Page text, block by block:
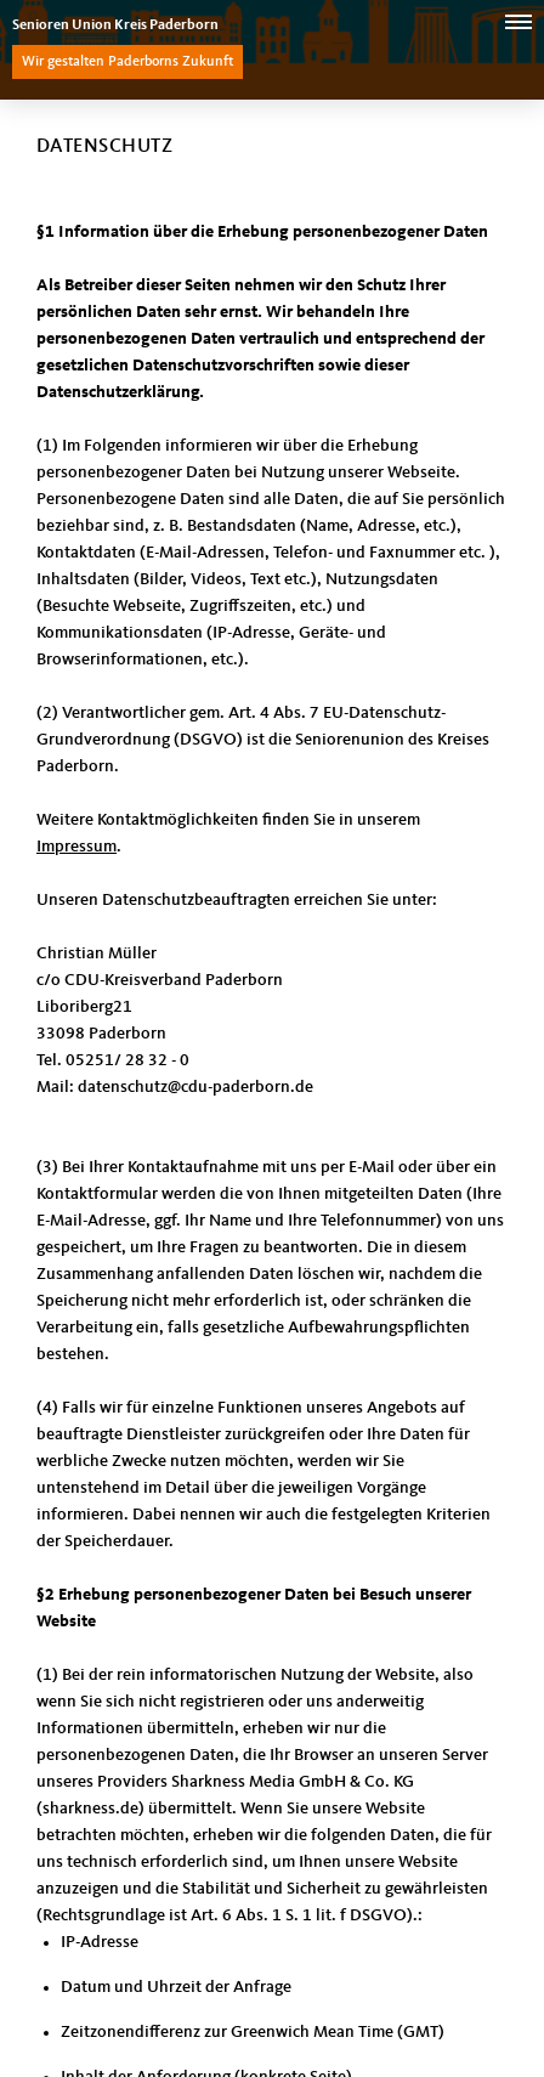
Senioren Union Kreis Paderborn
Wir gestalten Paderborns Zukunft
DATENSCHUTZ
§1 Information über die Erhebung personenbezogener Daten
Als Betreiber dieser Seiten nehmen wir den Schutz Ihrer
persönlichen Daten sehr ernst. Wir behandeln Ihre
personenbezogenen Daten vertraulich und entsprechend der
gesetzlichen Datenschutzvorschriften sowie dieser
Datenschutzerklärung.
(1) Im Folgenden informieren wir über die Erhebung
personenbezogener Daten bei Nutzung unserer Webseite.
Personenbezogene Daten sind alle Daten, die auf Sie persönlich
beziehbar sind, z. B. Bestandsdaten (Name, Adresse, etc.),
Kontaktdaten (E-Mail-Adressen, Telefon- und Faxnummer etc. ),
Inhaltsdaten (Bilder, Videos, Text etc.), Nutzungsdaten
(Besuchte Webseite, Zugriffszeiten, etc.) und
Kommunikationsdaten (IP-Adresse, Geräte- und
Browserinformationen, etc.).
(2) Verantwortlicher gem. Art. 4 Abs. 7 EU-Datenschutz-
Grundverordnung (DSGVO) ist die Seniorenunion des Kreises
Paderborn.
Weitere Kontaktmöglichkeiten finden Sie in unserem
Impressum.
Unseren Datenschutzbeauftragten erreichen Sie unter:
Christian Müller
c/o CDU-Kreisverband Paderborn
Liboriberg21
33098 Paderborn
Tel. 05251/ 28 32 - 0
Mail: datenschutz@cdu-paderborn.de
(3) Bei Ihrer Kontaktaufnahme mit uns per E-Mail oder über ein
Kontaktformular werden die von Ihnen mitgeteilten Daten (Ihre
E-Mail-Adresse, ggf. Ihr Name und Ihre Telefonnummer) von uns
gespeichert, um Ihre Fragen zu beantworten. Die in diesem
Zusammenhang anfallenden Daten löschen wir, nachdem die
Speicherung nicht mehr erforderlich ist, oder schränken die
Verarbeitung ein, falls gesetzliche Aufbewahrungspflichten
bestehen.
(4) Falls wir für einzelne Funktionen unseres Angebots auf
beauftragte Dienstleister zurückgreifen oder Ihre Daten für
werbliche Zwecke nutzen möchten, werden wir Sie
untenstehend im Detail über die jeweiligen Vorgänge
informieren. Dabei nennen wir auch die festgelegten Kriterien
der Speicherdauer.
§2 Erhebung personenbezogener Daten bei Besuch unserer
Website
(1) Bei der rein informatorischen Nutzung der Website, also
wenn Sie sich nicht registrieren oder uns anderweitig
Informationen übermitteln, erheben wir nur die
personenbezogenen Daten, die Ihr Browser an unseren Server
unseres Providers Sharkness Media GmbH & Co. KG
(sharkness.de) übermittelt. Wenn Sie unsere Website
betrachten möchten, erheben wir die folgenden Daten, die für
uns technisch erforderlich sind, um Ihnen unsere Website
anzuzeigen und die Stabilität und Sicherheit zu gewährleisten
(Rechtsgrundlage ist Art. 6 Abs. 1 S. 1 lit. f DSGVO).:
IP-Adresse
Datum und Uhrzeit der Anfrage
Zeitzonendifferenz zur Greenwich Mean Time (GMT)